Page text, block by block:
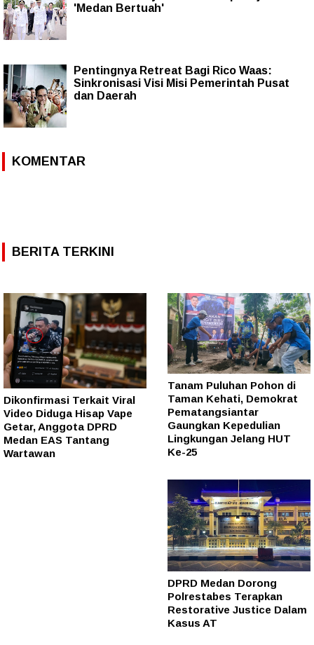
'Medan Bertuah'
Pentingnya Retreat Bagi Rico Waas:
Sinkronisasi Visi Misi Pemerintah Pusat
dan Daerah
KOMENTAR
BERITA TERKINI
Dikonfirmasi Terkait Viral
Video Diduga Hisap Vape
Getar, Anggota DPRD
Medan EAS Tantang
Wartawan
Tanam Puluhan Pohon di
Taman Kehati, Demokrat
Pematangsiantar
Gaungkan Kepedulian
Lingkungan Jelang HUT
Ke-25
DPRD Medan Dorong
Polrestabes Terapkan
Restorative Justice Dalam
Kasus AT